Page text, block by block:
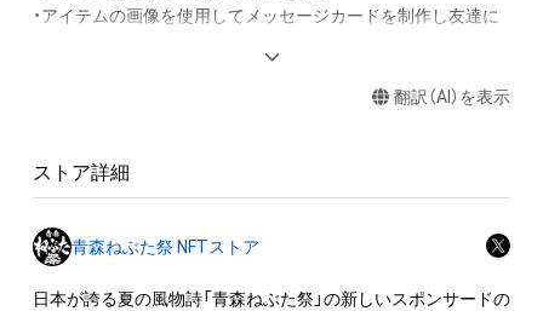
■立田龍宝～急がず 弛まず～ - 青森のねぶた師 立田龍宝公式ウ・アイテムの画像を使用してメッセージカードを制作し友達に
・アイテム画像を使用した二次創作物（ご自身で描いたイラスト
アイテムに関する注意事項
・本アイテムに関する創作物(画像および映像、音楽、商標または
翻訳（AI）を表示
ストア詳細
青森ねぶた祭 NFTストア
日本が誇る夏の風物詩「青森ねぶた祭」の新しいスポンサードの